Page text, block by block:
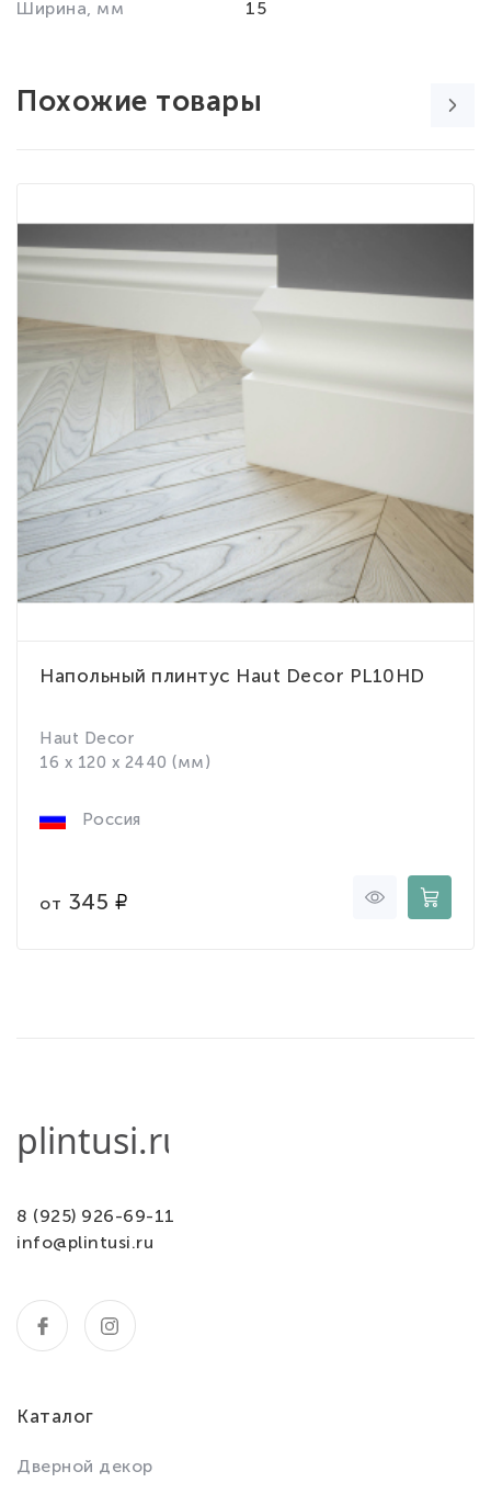
Ширина, мм 15
Похожие товары
Напольный плинтус Haut Decor PL10HD
Haut Decor
16 x 120 x 2440 (мм)
Россия
от 345
8 (925) 926-69-11
info@plintusi.ru
Каталог
Дверной декор